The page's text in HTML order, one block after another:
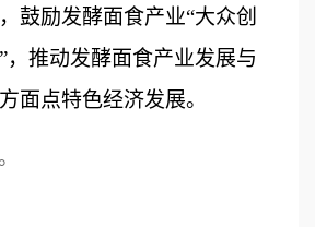
鼓励发酵面食产业“大众创
， 推动发酵面食产业发展与
面点特色经济发展。